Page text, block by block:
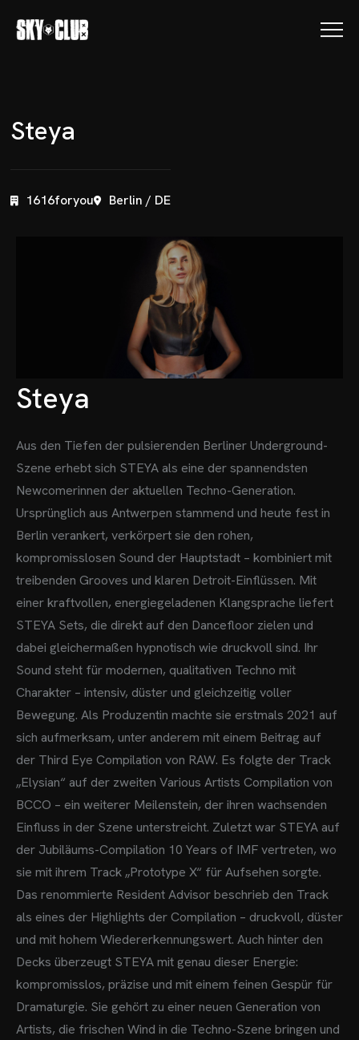
Steya
1616foryou Berlin / DE
Steya
Aus den Tiefen der pulsierenden Berliner Underground-
Szene erhebt sich STEYA als eine der spannendsten
Newcomerinnen der aktuellen Techno-Generation.
Ursprünglich aus Antwerpen stammend und heute fest in
Berlin verankert, verkörpert sie den rohen,
kompromisslosen Sound der Hauptstadt – kombiniert mit
treibenden Grooves und klaren Detroit-Einflüssen. Mit
einer kraftvollen, energiegeladenen Klangsprache liefert
STEYA Sets, die direkt auf den Dancefloor zielen und
dabei gleichermaßen hypnotisch wie druckvoll sind. Ihr
Sound steht für modernen, qualitativen Techno mit
Charakter – intensiv, düster und gleichzeitig voller
Bewegung. Als Produzentin machte sie erstmals 2021 auf
sich aufmerksam, unter anderem mit einem Beitrag auf
der Third Eye Compilation von RAW. Es folgte der Track
„Elysian“ auf der zweiten Various Artists Compilation von
BCCO – ein weiterer Meilenstein, der ihren wachsenden
Einfluss in der Szene unterstreicht. Zuletzt war STEYA auf
der Jubiläums-Compilation 10 Years of IMF vertreten, wo
sie mit ihrem Track „Prototype X“ für Aufsehen sorgte.
Das renommierte Resident Advisor beschrieb den Track
als eines der Highlights der Compilation – druckvoll, düster
und mit hohem Wiedererkennungswert. Auch hinter den
Decks überzeugt STEYA mit genau dieser Energie:
kompromisslos, präzise und mit einem feinen Gespür für
Dramaturgie. Sie gehört zu einer neuen Generation von
Artists, die frischen Wind in die Techno-Szene bringen und